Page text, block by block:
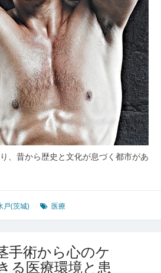
、昔から歴史と文化が息づく都市があ
戸(茨城) 医療
手術から心のケ
る医療環境と患